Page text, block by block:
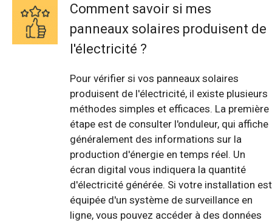
Comment savoir si mes
panneaux solaires produisent de
l'électricité ?
Pour vérifier si vos panneaux solaires
produisent de l'électricité, il existe plusieurs
méthodes simples et efficaces. La première
étape est de consulter l'onduleur, qui affiche
généralement des informations sur la
production d'énergie en temps réel. Un
écran digital vous indiquera la quantité
d'électricité générée. Si votre installation est
équipée d'un système de surveillance en
ligne, vous pouvez accéder à des données